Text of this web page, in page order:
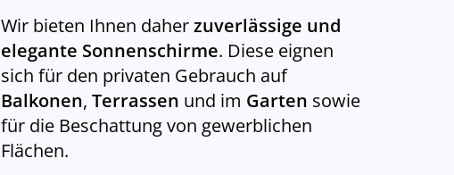
Wir bieten Ihnen daherzuverlässige und
elegante Sonnenschirme. Diese eignen
sich für den privaten Gebrauch auf
Balkonen, Terrassen und im Garten sowie
für die Beschattung von gewerblichen
Flächen.